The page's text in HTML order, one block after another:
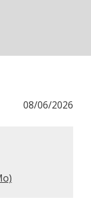
08/06/2026